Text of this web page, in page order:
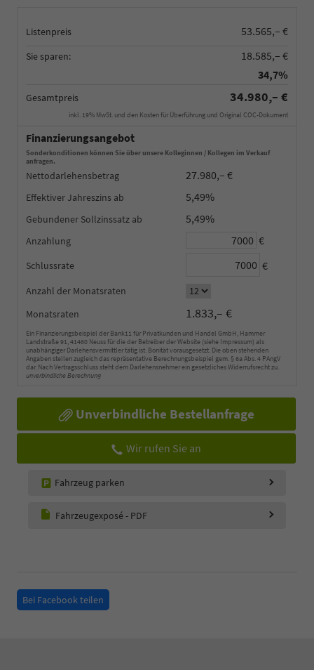
Listenpreis 53.565,– €
Sie sparen:
18.585,– €
34,7%
Gesamtpreis 34.980,– €
inkl. 19% MwSt. und den Kosten für Überführung und Original COC-Dokument
Finanzierungsangebot
Sonderkonditionen können Sie über unsere Kolleginnen / Kollegen im Verkauf
anfragen.
Nettodarlehensbetrag 27.980,– €
Effektiver Jahreszins 5,49%
Gebundener Sollzinssatz 5,49%
Anzahlung €
Schlussrate €
Anzahl der Monatsraten
Monatsraten
1.833,– €
Ein Finanzierungsbeispiel der Bank11 für Privatkunden und Handel GmbH, Hammer
Landstraße 91, 41460 Neuss für die der Betreiber der Website (siehe Impressum) als
unabhängiger Darlehensvermittler tätig ist. Bonität vorausgesetzt. Die oben stehenden
Angaben stellen zugleich das repräsentative Berechnungsbeispiel gem. § 6a Abs. 4 PAngV
dar. Nach Vertragsschluss steht dem Darlehensnehmer ein gesetzliches Widerrufsrecht zu.
unverbindliche Berechnung
Unverbindliche Bestellanfrage
Wir rufen Sie an
Fahrzeug parken
Fahrzeugexposé - PDF
Bei Facebook teilen